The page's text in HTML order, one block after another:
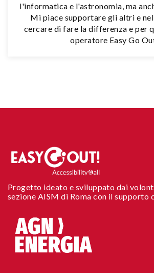
l'informatica e l'astronomia, ma
Mi piace supportare gli altri e
cercare di fare la differenza e per
operatore Easy Go
Progetto ideato e sviluppato dai
sezione AISM di Roma con il supporto